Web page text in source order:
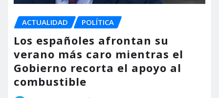
ACTUALIDAD POLÍTICA
Los españoles afrontan su
verano más caro mientras el
Gobierno recorta el apoyo al
combustible